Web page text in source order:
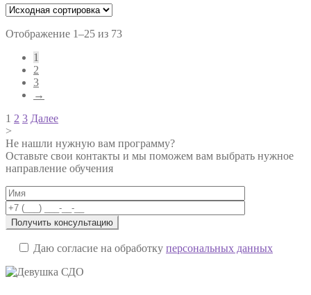
Отображение 1–25 из 73
1
2
3
→
Навигация
по
записям
1 2 3 Далее
>
Не нашли нужную вам программу?
Оставьте свои контакты и мы поможем вам выбрать нужное
направление обучения
Даю согласие на обработку персональных данных